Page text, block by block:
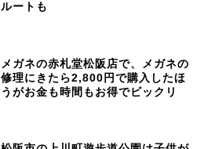
ルートも
メガネの赤札堂松阪店で、メガネの
修理にきたら2,800円で購入したほ
うがお金も時間もお得でビックリ